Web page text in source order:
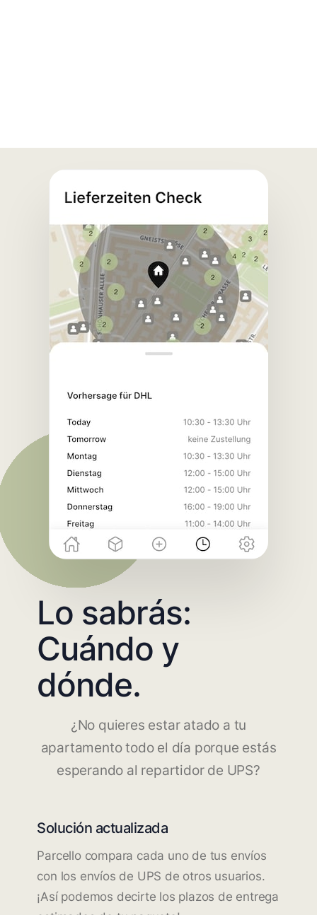
Lo sabrás:
Cuándo y
dónde.
¿No quieres estar atado a tu
apartamento todo el día porque estás
esperando al repartidor de UPS?
Solución actualizada
Parcello compara cada uno de tus envíos
con los envíos de UPS de otros usuarios.
¡Así podemos decirte los plazos de entrega